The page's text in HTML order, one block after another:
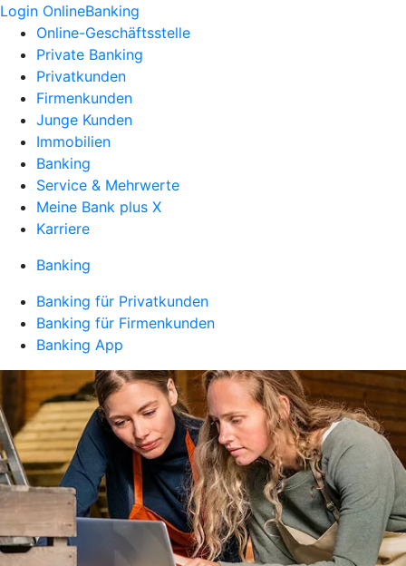
Login OnlineBanking
Online-Geschäftsstelle
Private Banking
Privatkunden
Firmenkunden
Junge Kunden
Immobilien
Banking
Service & Mehrwerte
Meine Bank plus X
Karriere
Banking
Banking für Privatkunden
Banking für Firmenkunden
Banking App